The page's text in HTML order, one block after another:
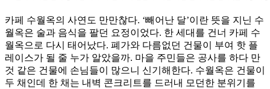
카페 수월옥의 사연도 만만찮다. ‘빼어난 달’이란 뜻을 지닌 수
월옥은 술과 음식을 팔던 요정이었다. 한 세대를 건너 카페 수
월옥으로 다시 태어났다. 폐가와 다름없던 건물이 부여 핫 플
레이스가 될 줄 누가 알았을까. 마을 주민들은 공사를 하다 만
것 같은 건물에 손님들이 많으니 신기해한다. 수월옥은 건물이
두 채인데 한 채는 내벽 콘크리트를 드러내 모던한 분위기를